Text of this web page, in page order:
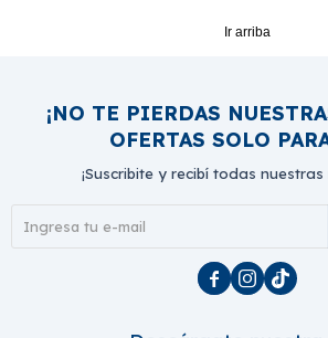
Ir arriba
¡NO TE PIERDAS
OFERTAS SOLO
¡Suscribite y recibí todas
  